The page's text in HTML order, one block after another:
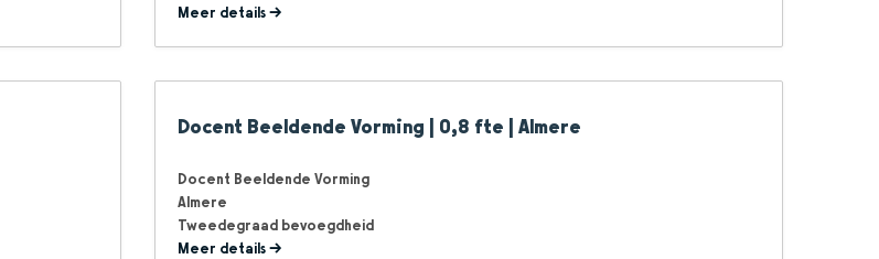
Meer details
Docent Beeldende Vorming | 0,8 fte | Almere
Docent Beeldende Vorming
Almere
Tweedegraad bevoegdheid
Meer details